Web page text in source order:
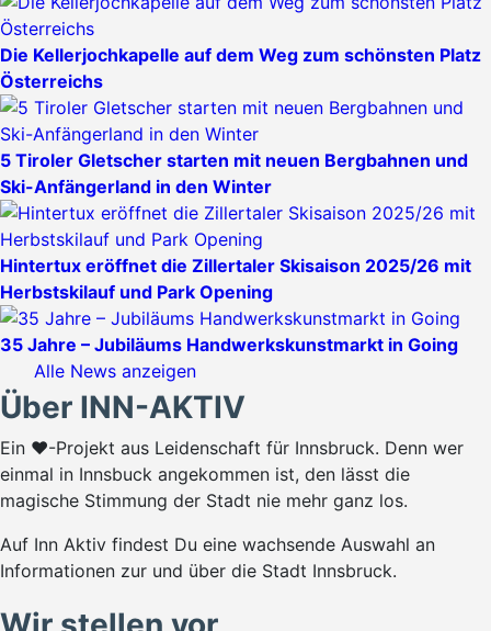
Die Kellerjochkapelle auf dem Weg zum schönsten Platz
Österreichs
5 Tiroler Gletscher starten mit neuen Bergbahnen und
Ski-Anfängerland in den Winter
Hintertux eröffnet die Zillertaler Skisaison 2025/26 mit
Herbstskilauf und Park Opening
35 Jahre – Jubiläums Handwerkskunstmarkt in Going
Alle News anzeigen
Über INN-AKTIV
Ein ♥-Projekt aus Leidenschaft für Innsbruck. Denn wer
einmal in Innsbuck angekommen ist, den lässt die
magische Stimmung der Stadt nie mehr ganz los.
Auf Inn Aktiv findest Du eine wachsende Auswahl an
Informationen zur und über die Stadt Innsbruck.